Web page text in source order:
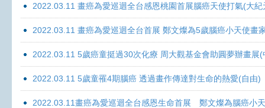
2022.03.11 畫癌為愛巡迴全台感恩桃園首展腦癌天使打氣(大紀
2022.03.11 畫癌為愛巡迴全台首展 鄭文燦為5歲腦癌小天使畫
2022.03.11 5歲癌童挺過30次化療 周大觀基金會助圓夢辦畫展
2022.03.11 5歲童罹4期腦癌 透過畫作傳達對生命的熱愛(自由)
2022.03.11畫癌為愛巡迴全台感恩生命首展 鄭文燦為腦癌小